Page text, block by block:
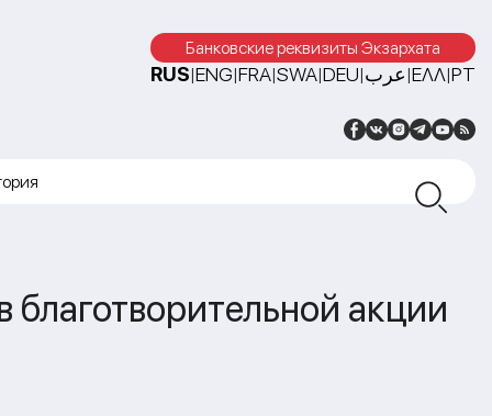
Банковские реквизиты Экзархата
RUS|ENG|FRA|SWA|DEU|عرب|ΕΛΛ|PT
акции